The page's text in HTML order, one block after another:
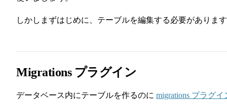
しかしまずはじめに、テーブルを編集する必要がありま
Migrations プラグイン
データベース内にテーブルを作るのに migrations プラグイ